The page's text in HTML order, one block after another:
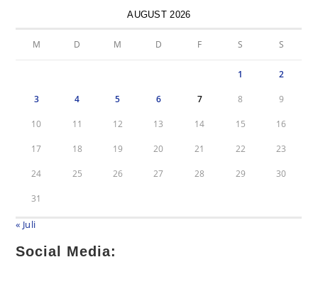
AUGUST 2026
M D M D F S S
1 2
3 4 5 6 7 8 9
10 11 12 13 14 15 16
17 18 19 20 21 22 23
24 25 26 27 28 29 30
31
« Juli
Social Media: